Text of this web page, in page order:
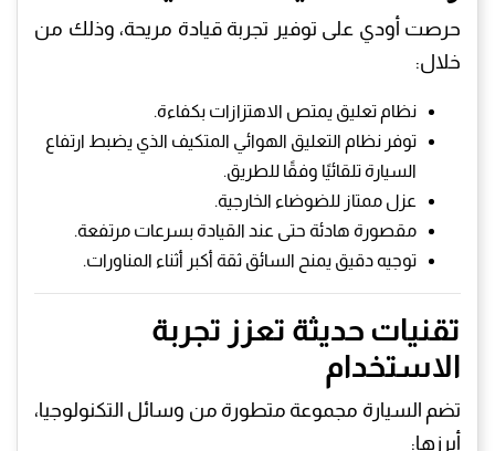
حرصت أودي على توفير تجربة قيادة مريحة، وذلك من
خلال:
نظام تعليق يمتص الاهتزازات بكفاءة.
توفر نظام التعليق الهوائي المتكيف الذي يضبط ارتفاع
السيارة تلقائيًا وفقًا للطريق.
عزل ممتاز للضوضاء الخارجية.
مقصورة هادئة حتى عند القيادة بسرعات مرتفعة.
توجيه دقيق يمنح السائق ثقة أكبر أثناء المناورات.
تقنيات حديثة تعزز تجربة
الاستخدام
تضم السيارة مجموعة متطورة من وسائل التكنولوجيا،
أبرزها: